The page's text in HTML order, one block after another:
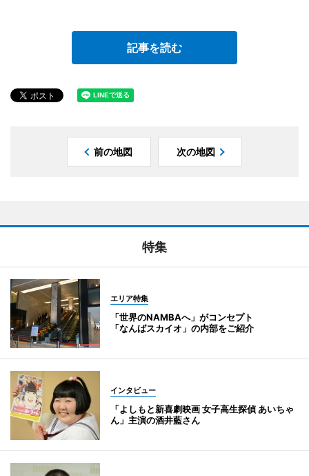
記事を読む
前の地図 次の地図
特集
エリア特集
「世界のNAMBAへ」がコンセプト
「なんばスカイオ」の内部をご紹介
インタビュー
「よしもと新喜劇映画 女子高生探偵 あいちゃ
ん」主演の酒井藍さん